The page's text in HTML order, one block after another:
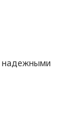
надежными